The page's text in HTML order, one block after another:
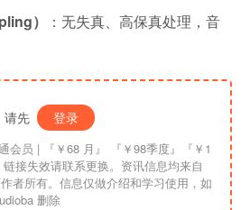
）
：无失真、高保真处理，音
请先 登录
者所有。信息仅做介绍和学习使用，如
删除